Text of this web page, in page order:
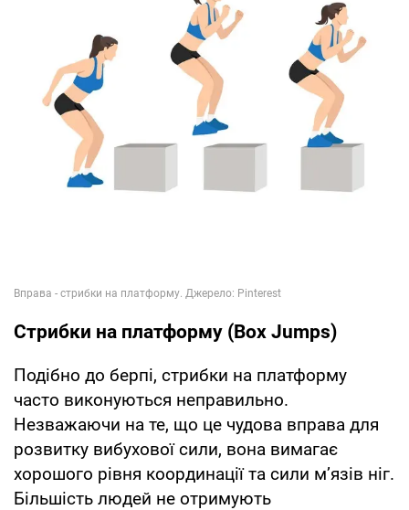
Стрибки на платформу (Box Jumps)
Подібно до берпі, стрибки на платформу
часто виконуються неправильно.
Незважаючи на те, що це чудова вправа для
розвитку вибухової сили, вона вимагає
хорошого рівня координації та сили м’язів ніг.
Більшість людей не отримують